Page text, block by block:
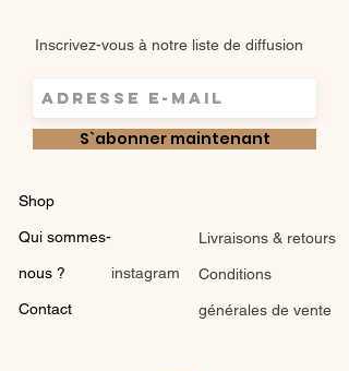
Inscrivez-vous à notre liste de diffusion
S`abonner maintenant
Shop
Qui sommes-
nous ?
Contact
instagram
Livraisons & retours
Conditions
générales de vente